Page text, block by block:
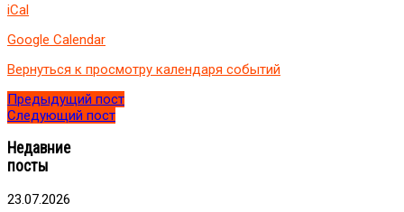
iCal
Google Calendar
Вернуться к просмотру календаря событий
Предыдущий пост
Следующий пост
Недавние
посты
23.07.2026